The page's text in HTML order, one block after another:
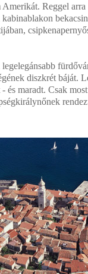
Reggel
diszkrét báját.
maradt. Csak